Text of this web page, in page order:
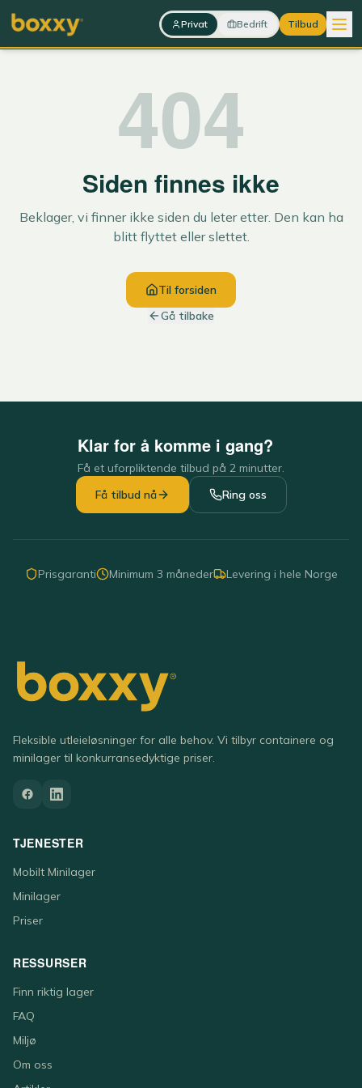
Hopp til innhold
Privat Bedrift Tilbud
404
Siden finnes ikke
Beklager, vi finner ikke siden du leter etter. Den kan ha
blitt flyttet eller slettet.
Til forsiden
Gå tilbake
Klar for å komme i gang?
Få et uforpliktende tilbud på 2 minutter.
Få tilbud nå
Ring oss
Prisgaranti Minimum 3 måneder Levering i hele Norge
Fleksible utleieløsninger for alle behov. Vi tilbyr containere og
minilager til konkurransedyktige priser.
TJENESTER
Mobilt Minilager
Minilager
Priser
RESSURSER
Finn riktig lager
FAQ
Miljø
Om oss